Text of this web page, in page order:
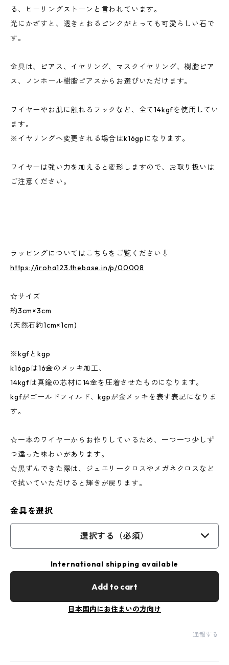
る、ヒーリングストーンと言われています。
光にかざすと、透きとおるピンクがとっても可愛らしい石で
す。
金具は、ピアス、イヤリング、マスクイヤリング、樹脂ピア
ス、ノンホール樹脂ピアスからお選びいただけます。
ワイヤーやお肌に触れるフックなど、全て14kgfを使用してい
ます。
※イヤリングへ変更される場合はk16gpになります。
ワイヤーは強い力を加えると変形しますので、お取り扱いは
ご注意ください。
ラッピングについてはこちらをご覧ください⇩
https://iroha123.thebase.in/p/00008
☆サイズ
約3cm×3cm
(天然石約1cm×1cm)
※kgfとkgp
k16gpは16金のメッキ加工、
14kgfは真鍮の芯材に14金を圧着させたものになります。
kgfがゴールドフィルド、kgpが金メッキを表す表記になりま
す。
☆一本のワイヤーからお作りしているため、一つ一つ少しず
つ違った味わいがあります。
☆黒ずんできた際は、ジュエリークロスやメガネクロスなど
で拭いていただけると輝きが戻ります。
金具を選択
選択する（必須）
International shipping available
Add to cart
日本国内にお住まいの方向け
通報する